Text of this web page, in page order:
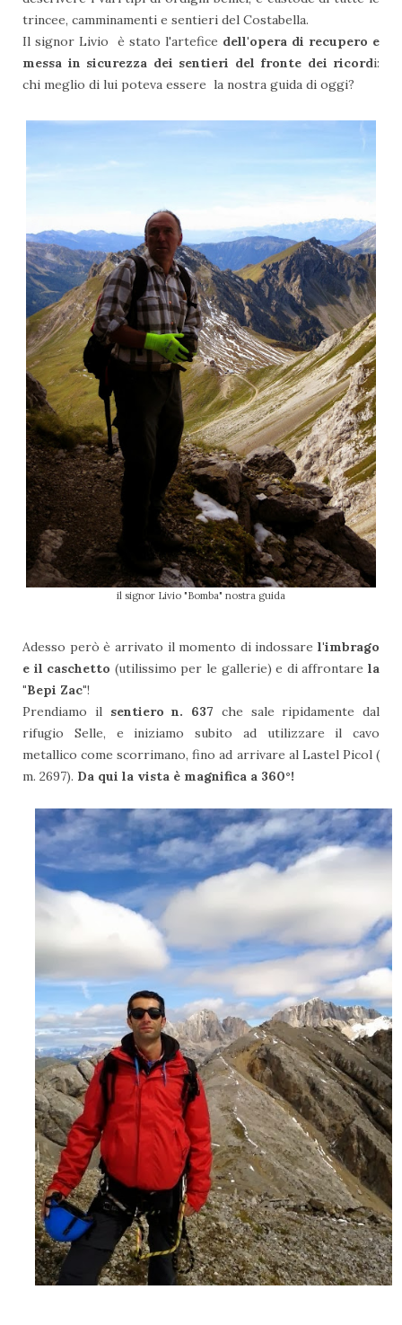
trincee, camminamenti e sentieri del Costabella.
Il signor Livio è stato l'artefice dell'opera di recupero e
messa in sicurezza dei sentieri del fronte dei ricordi:
chi meglio di lui poteva essere la nostra guida di oggi?
il signor Livio "Bomba" nostra guida
Adesso però è arrivato il momento di indossare l'imbrago
e il caschetto (utilissimo per le gallerie) e di affrontare la
"Bepi Zac"!
Prendiamo il sentiero n. 637 che sale ripidamente dal
rifugio Selle, e iniziamo subito ad utilizzare il cavo
metallico come scorrimano, fino ad arrivare al Lastel Picol (
m. 2697). Da qui la vista è magnifica a 360°!